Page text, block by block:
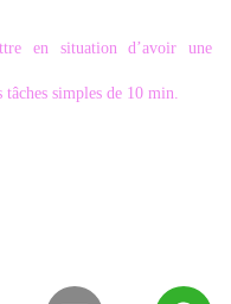
en situation d’avoir une
tâches simples de 10 min.